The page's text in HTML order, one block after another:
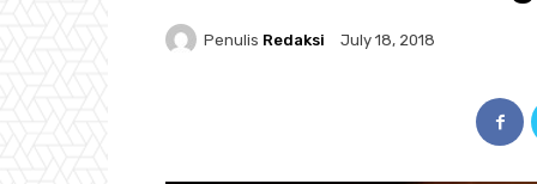
Penulis Redaksi July 18, 2018